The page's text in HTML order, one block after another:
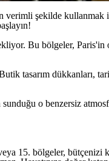
verimli şekilde kullanmak
Bu bölgeler, Paris'in
tasarım dükkanları,
o benzersiz
15. bölgeler,